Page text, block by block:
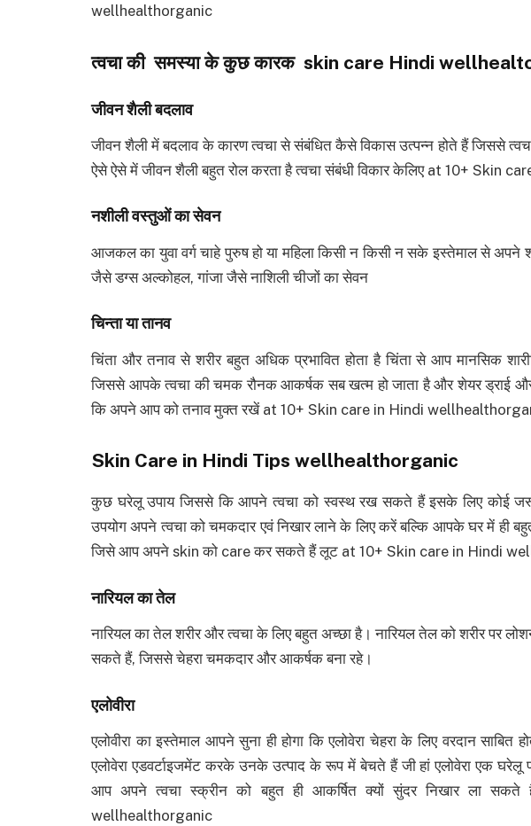
wellhealthorganic
त्वचा की समस्या के कुछ कारक skin care Hindi
जीवन शैली बदलाव
जीवन शैली में बदलाव के कारण त्वचा से संबंधित कैसे विकास उत्पन्न होते हैं जिससे
ऐसे ऐसे में जीवन शैली बहुत रोल करता है त्वचा संबंधी विकार केलिए at 10+ Skin
नशीली वस्तुओं का सेवन
आजकल का युवा वर्ग चाहे पुरुष हो या महिला किसी न किसी न सके इस्तेमाल से अपने
जैसे डग्स अल्कोहल, गांजा जैसे नाशिली चीजों का सेवन
चिन्ता या तानव
चिंता और तनाव से शरीर बहुत अधिक प्रभावित होता है चिंता से आप मानसिक
जिससे आपके त्वचा की चमक रौनक आकर्षक सब खत्म हो जाता है और शेयर ड्राई
कि अपने आप को तनाव मुक्त रखें at 10+ Skin care in Hindi
Skin Care in Hindi Tips wellhealthorganic
कुछ घरेलू उपाय जिससे कि आपने त्वचा को स्वस्थ रख सकते हैं इसके लिए कोई
उपयोग अपने त्वचा को चमकदार एवं निखार लाने के लिए करें बल्कि आपके घर में ही
जिसे आप अपने skin को care कर सकते हैं लूट at 10+ Skin care in Hindi
नारियल का तेल
नारियल का तेल शरीर और त्वचा के लिए बहुत अच्छा है। नारियल तेल को शरीर पर
सकते हैं, जिससे चेहरा चमकदार और आकर्षक बना रहे।
एलोवीरा
एलोवीरा का इस्तेमाल आपने सुना ही होगा कि एलोवेरा चेहरा के लिए वरदान साबित
एलोवेरा एडवर्टाइजमेंट करके उनके उत्पाद के रूप में बेचते हैं जी हां एलोवेरा एक
आप अपने त्वचा स्क्रीन को बहुत ही आकर्षित क्यों सुंदर निखार ला
wellhealthorganic